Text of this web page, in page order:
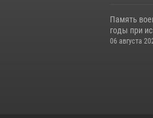
Память
годы при
06 августа